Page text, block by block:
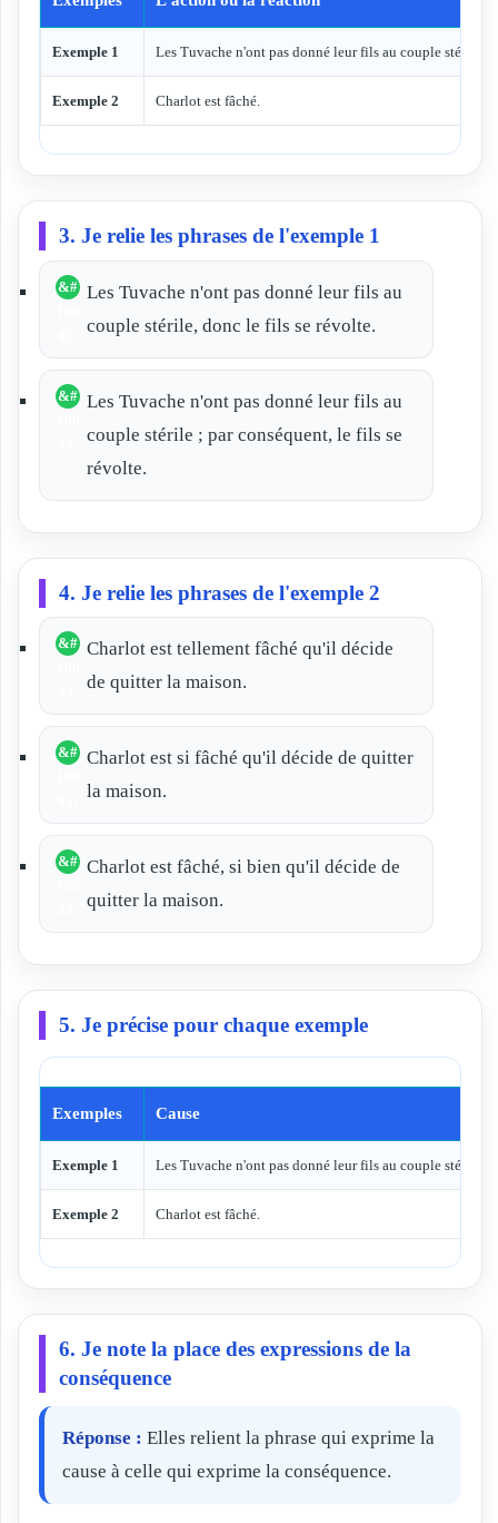
Exemple 1 Les Tuvache n'ont pas donné leur fils au couple stérile.
Exemple 2 Charlot est fâché.
3. Je relie les phrases de l'exemple 1
Les Tuvache n'ont pas donné leur fils au
couple stérile, donc le fils se révolte.
Les Tuvache n'ont pas donné leur fils au
couple stérile ; par conséquent, le fils se
révolte.
4. Je relie les phrases de l'exemple 2
Charlot est tellement fâché qu'il décide
de quitter la maison.
Charlot est si fâché qu'il décide de quitter
la maison.
Charlot est fâché, si bien qu'il décide de
quitter la maison.
5. Je précise pour chaque exemple
Exemples Cause
Exemple 1 Les Tuvache n'ont pas donné leur fils au couple stérile.
Exemple 2 Charlot est fâché.
6. Je note la place des expressions de la
conséquence
Réponse : Elles relient la phrase qui exprime la
cause à celle qui exprime la conséquence.